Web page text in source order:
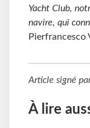
Yacht Club,
navire, qui
Pierfrancesco
Article signé
À lire